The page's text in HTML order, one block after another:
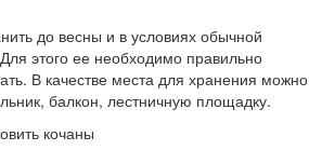
до весны и в условиях обычной
этого ее необходимо правильно
В качестве места для хранения можно
балкон, лестничную площадку.
кочаны